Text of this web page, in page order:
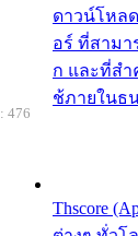
ดาวน์โหล
อร์ ที่สามา
ก และที่ส
ช้ภายในธ
Thscore
476